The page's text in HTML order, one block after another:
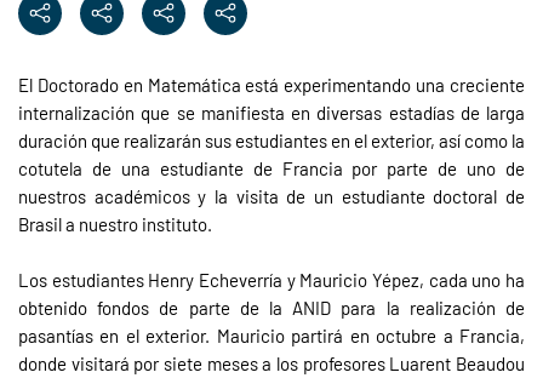
El Doctorado en Matemática está experimentando una creciente
internalización que se manifiesta en diversas estadías de larga
duración que realizarán sus estudiantes en el exterior, así como la
cotutela de una estudiante de Francia por parte de uno de
nuestros académicos y la visita de un estudiante doctoral de
Brasil a nuestro instituto.
Los estudiantes Henry Echeverría y Mauricio Yépez, cada uno ha
obtenido fondos de parte de la ANID para la realización de
pasantías en el exterior. Mauricio partirá en octubre a Francia,
donde visitará por siete meses a los profesores Luarent Beaudou